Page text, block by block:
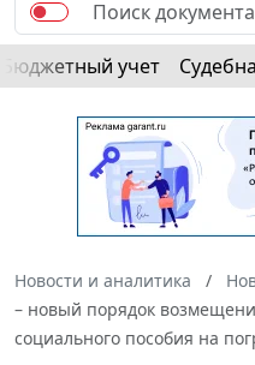
Бюджетный учет
Новости и аналитика
– новый порядок
социального пособия на